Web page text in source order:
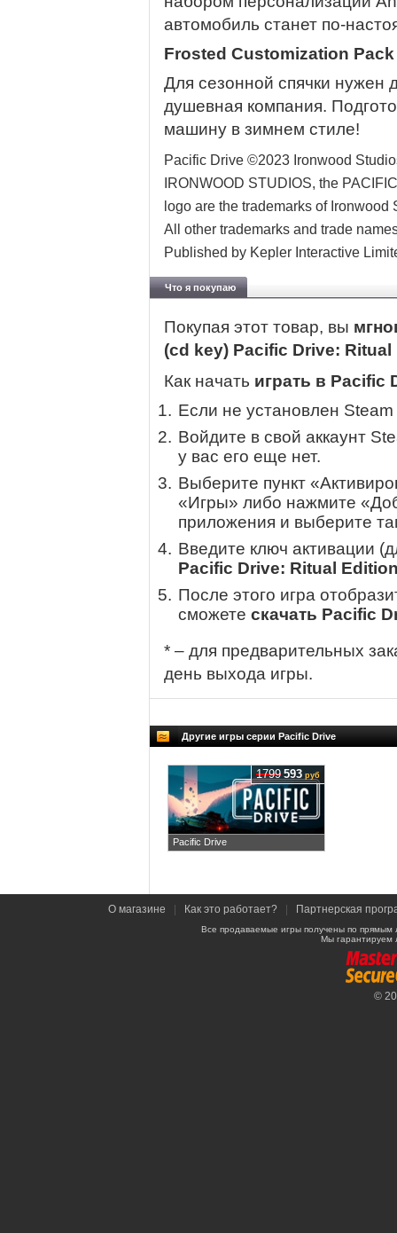
автомобиль станет по-
Frosted Customization Pack
Для сезонной спячки нужен
душевная компания.
машину в зимнем стиле!
Pacific Drive ©2023 Ironwood
IRONWOOD STUDIOS, the
logo are the trademarks of
All other trademarks and trade
Published by Kepler Interactive
Что я покупаю
Покупая этот товар, вы
(cd key) Pacific Drive:
Как начать играть в Pacific
Если не установлен
Войдите в свой аккаунт
у вас его еще нет.
Выберите пункт
«Игры» либо нажмите
приложения и выберите
Введите ключ активации
Pacific Drive: Ritual
После этого игра
сможете скачать Pacific
* – для предварительных
день выхода игры.
Другие игры серии Pacific Drive
Pacific Drive
1799 593 руб
О магазине Как это работает? Партнерская
Все продаваемые игры получены по
Мы гарантируем
©